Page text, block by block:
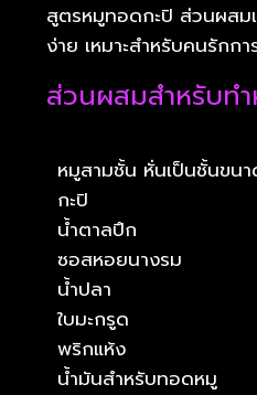
สูตรหมูทอดกะปิ ส่วนผสม
ง่าย เหมาะสำหรับคนรักก
ส่วนผสมสำหรับท
หมูสามชั้น หั่นเป็นชั้นขน
กะปิ
น้ำตาลปึก
ซอสหอยนางรม
น้ำปลา
ใบมะกรูด
พริกแห้ง
น้ำมันสำหรับทอดหมู